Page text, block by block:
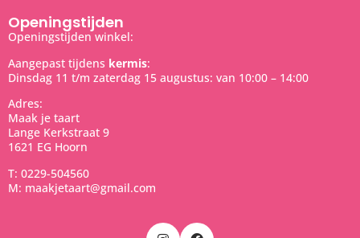
Openingstijden
Openingstijden winkel:
Aangepast tijdens kermis:
Dinsdag 11 t/m zaterdag 15 augustus: van 10:00 – 14:00
Adres:
Maak je taart
Lange Kerkstraat 9
1621 EG Hoorn
T: 0229-504560
M: maakjetaart@gmail.com